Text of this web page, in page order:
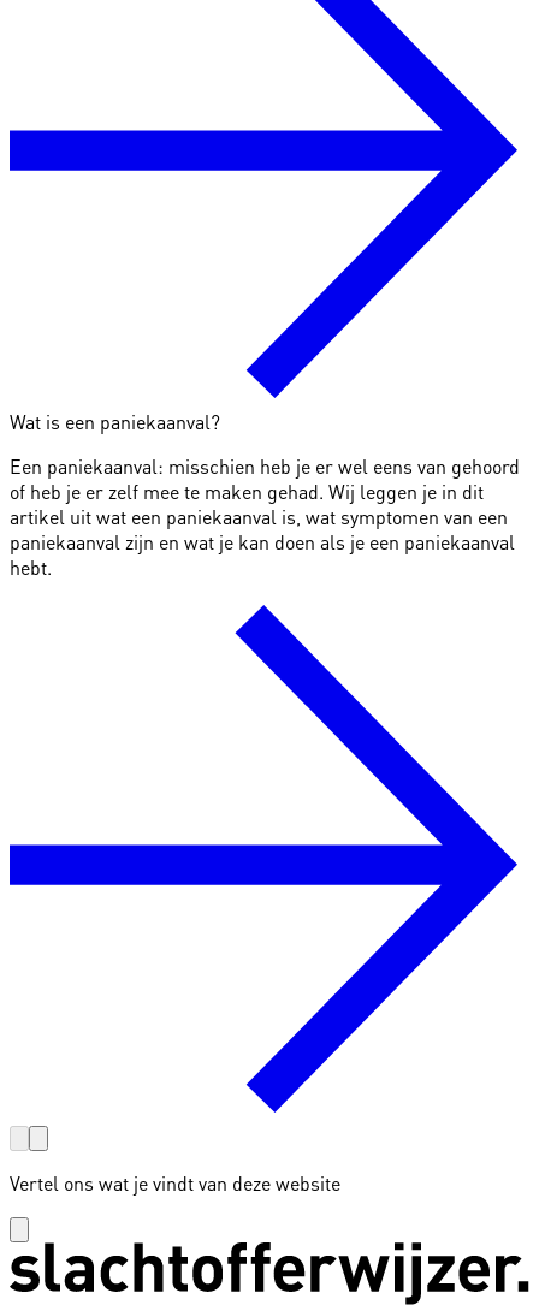
Wat is een paniekaanval?
Een paniekaanval: misschien heb je er wel eens van gehoord
of heb je er zelf mee te maken gehad. Wij leggen je in dit
artikel uit wat een paniekaanval is, wat symptomen van een
paniekaanval zijn en wat je kan doen als je een paniekaanval
hebt.
Vertel ons wat je vindt van deze website